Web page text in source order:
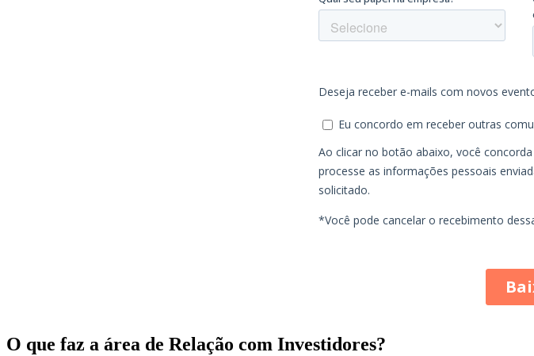
O que faz a área de Relação com Investidores?